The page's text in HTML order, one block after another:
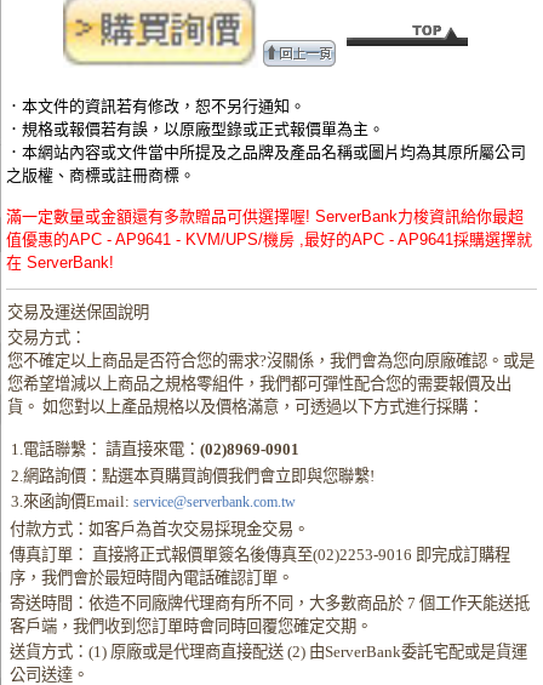
．本文件的資訊若有修改，恕不另行通知。
．規格或報價若有誤，以原廠型錄或正式報價單為主。
．本網站內容或文件當中所提及之品牌及產品名稱或圖片均為其原所屬公司
之版權、商標或註冊商標。
滿一定數量或金額還有多款贈品可供選擇喔! ServerBank力梭資訊給你最超
值優惠的APC - AP9641 - KVM/UPS/機房 ,最好的APC - AP9641採購選擇就
在 ServerBank!
交易及運送保固說明
交易方式：
您不確定以上商品是否符合您的需求?沒關係，我們會為您向原廠確認。或是
您希望增減以上商品之規格零組件，我們都可彈性配合您的需要報價及出
貨。 如您對以上產品規格以及價格滿意，可透過以下方式進行採購：
1.電話聯繫： 請直接來電：(02)8969-0901
2.網路詢價：點選本頁購買詢價我們會立即與您聯繫!
3.來函詢價Email: service@serverbank.com.tw
付款方式：如客戶為首次交易採現金交易。
傳真訂單： 直接將正式報價單簽名後傳真至(02)2253-9016 即完成訂購程
序，我們會於最短時間內電話確認訂單。
寄送時間：依造不同廠牌代理商有所不同，大多數商品於 7 個工作天能送抵
客戶端，我們收到您訂單時會同時回覆您確定交期。
送貨方式：(1) 原廠或是代理商直接配送 (2) 由ServerBank委託宅配或是貨運
公司送達。